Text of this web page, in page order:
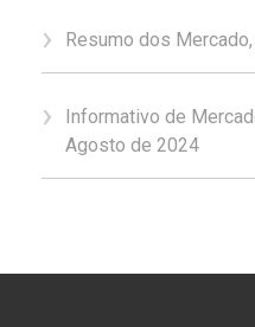
Resumo dos
Informativo de
Agosto de 2024